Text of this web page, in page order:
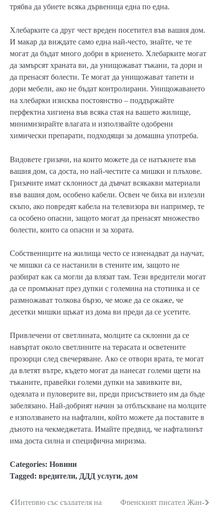
трябва да убиете всяка дървеница една по една.
Хлебарките са друг чест вреден посетител във вашия дом.
И макар да виждате само една най-често, знайте, че те
могат да бъдат много добри в криенето. Хлебарките могат
да замърсят храната ви, да унищожават тъкани, та дори и
да пренасят болести. Те могат да унищожават тапети и
дори мебели, ако не бъдат контролирани. Унищожаването
на хлебарки изисква постоянство – поддържайте
перфектна хигиена във всяка стая на вашето жилище,
минимизирайте влагата и използвайте одобрени
химически препарати, подходящи за домашна употреба.
Видовете гризачи, на които можете да се натъкнете във
вашия дом, са доста, но най-честите са мишки и плъхове.
Гризачите имат склонност да дъвчат всякакви материали
във вашия дом, особено кабели. Освен че биха ви излезли
скъпо, ако повредят кабела на телевизора ви например, те
са особено опасни, защото могат да пренасят множество
болести, които са опасни и за хората.
Собствениците на жилища често се изненадват да научат,
че мишки са се настанили в стените им, защото не
разбират как са могли да влязат там. Тези вредители могат
да се промъкнат през дупки с големина на стотинка и се
размножават толкова бързо, че може да се окаже, че
десетки мишки щъкат из дома ви преди да се усетите.
Привлечени от светлината, молците са склонни да се
навъртат около светлините на терасата и осветените
прозорци след свечеряване. Ако се отвори врата, те могат
да влетят вътре, където могат да нанесат големи щети на
тъканите, правейки големи дупки на завивките ви,
одеялата и пуловерите ви, преди присъствието им да бъде
забелязано. Най-добрият начин за отблъскване на молците
е използването на нафталин, който можете да поставите в
дъното на чекмеджетата. Имайте предвид, че нафталинът
има доста силна и специфична миризма.
Categories: Новини
Tagged: вредители, ДДД услуги, дом
Интервю със създателя на Френският писател Жан-